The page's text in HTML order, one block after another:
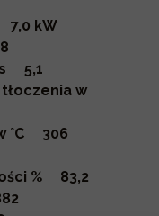
7,0 kW
s 5,1
w
°C 306
% 83,2